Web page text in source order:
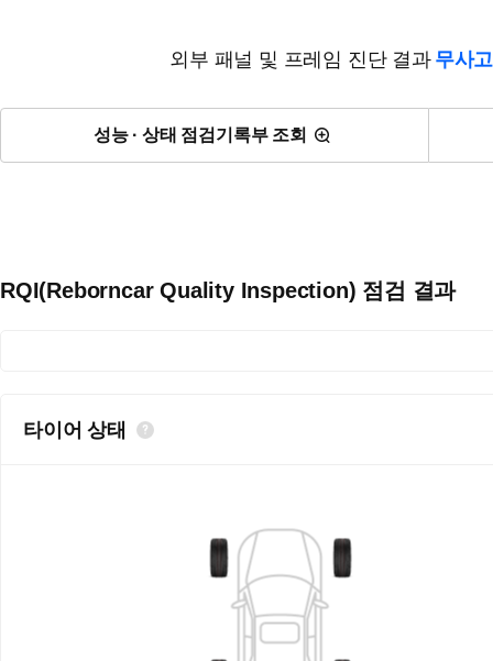
외부 패널 및 프레임 진단 결과 무사
성능 · 상태 점검기록부 조회
RQI(Reborncar Quality Inspection) 점검 결과
타이어 상태